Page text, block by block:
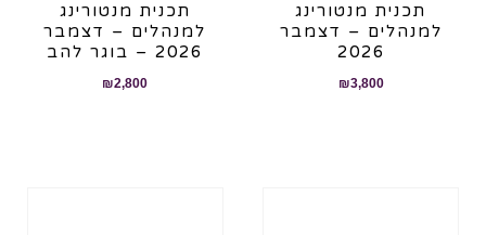
תכנית מנטורינג
למנהלים – דצמבר
2026
₪3,800
תכנית מנטורינג
למנהלים – דצמבר
2026 – בוגר להב
₪2,800